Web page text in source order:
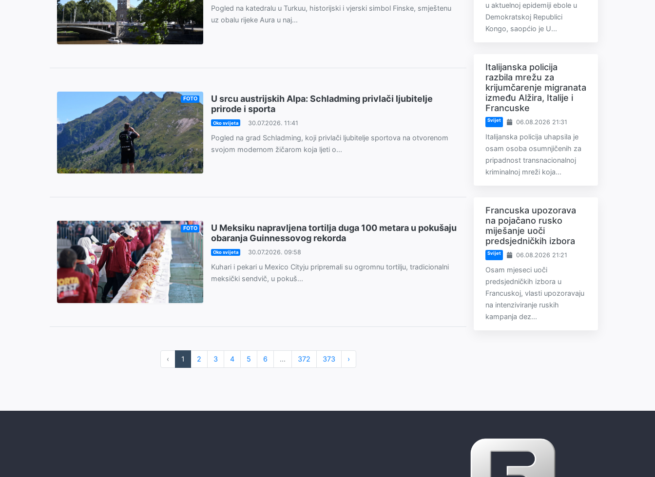
Pogled na katedralu u Turkuu, historijski i vjerski simbol Finske, smještenu
uz obalu rijeke Aura u naj...
FOTO
U srcu austrijskih Alpa: Schladming privlači ljubitelje
prirode i sporta
Oko svijeta 30.07.2026. 11:41
Pogled na grad Schladming, koji privlači ljubitelje sportova na otvorenom
svojom modernom žičarom koja ljeti o...
FOTO
U Meksiku napravljena tortilja duga 100 metara u pokušaju
obaranja Guinnessovog rekorda
Oko svijeta 30.07.2026. 09:58
Kuhari i pekari u Mexico Cityju pripremali su ogromnu tortilju, tradicionalni
meksički sendvič, u pokuš...
‹ 1 2 3 4 5 6 ... 372 373 ›
u aktuelnoj epidemiji ebole u
Demokratskoj Republici
Kongo, saopćio je U...
Italijanska policija
razbila mrežu za
krijumčarenje migranata
između Alžira, Italije i
Francuske
Svijet 06.08.2026 21:31
Italijanska policija uhapsila je
osam osoba osumnjičenih za
pripadnost transnacionalnoj
kriminalnoj mreži koja...
Francuska upozorava
na pojačano rusko
miješanje uoči
predsjedničkih izbora
Svijet 06.08.2026 21:21
Osam mjeseci uoči
predsjedničkih izbora u
Francuskoj, vlasti upozoravaju
na intenziviranje ruskih
kampanja dez...